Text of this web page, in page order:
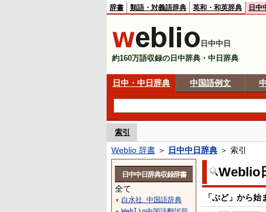
辞書 類語・対義語辞典 英和・和英辞典 日中
日中中日
約160万語収録の日中辞典・中日辞典
日中・中日辞典 中国語例文
索引
Weblio 辞書 ＞ 日中中日辞典 ＞ 索引
Weblio
「ぶど」から
日中中日辞典収録辞書
全て
▼ 白水社 中国語辞典